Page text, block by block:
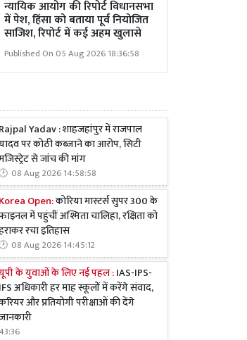
न्यायिक आयोग की रिपोर्ट विधानसभा
में पेश, हिंसा को बताया पूर्व नियोजित
साजिश, रिपोर्ट में कई अहम खुलासे
Published On 05 Aug 2026 18:36:58
Rajpal Yadav : शाहजहांपुर में राजपाल
पर कोठी कब्जाने का आरोप, सिटी
से जांच की मांग
08 Aug 2026 14:58:58
Korea Open:कोरिया मास्टर्स सुपर 300 के
में पहुंचीं अश्मिता चालिहा, रक्षिता को
रचा इतिहास
08 Aug 2026 14:45:12
के युवाओं के लिए नई पहल :IAS-IPS-
IFS अधिकारी हर माह स्कूलों में करेंगे संवाद,
और प्रतियोगी परीक्षाओं की देंगे